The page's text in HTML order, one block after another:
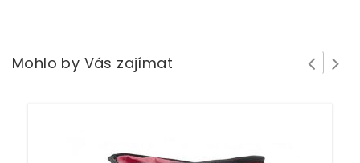
Mohlo by Vás zajímat